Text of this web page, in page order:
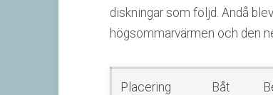
diskningar som följd. Ändå
högsommarvärmen och den
Placering Båt